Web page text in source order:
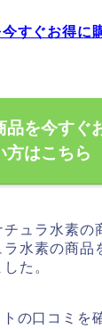
すぐお得に
を今すぐ
方はこちら
ュラ水素の
水素の商品
た。
の口コミを